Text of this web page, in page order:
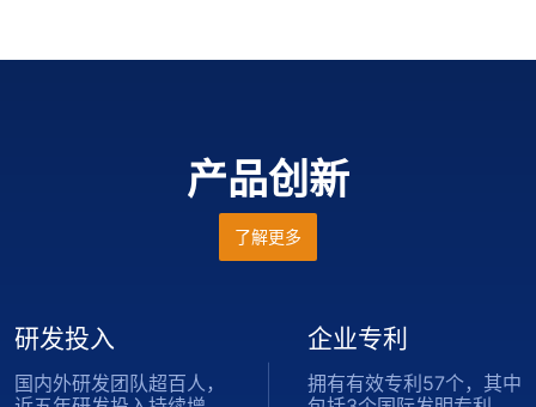
产品创新
了解更多
研发投入
国内外研发团队超百人，
企业专利
拥有有效专利57个，其中